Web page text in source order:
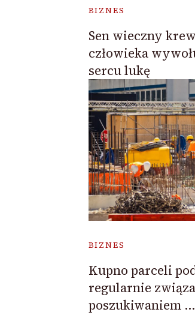
BIZNES
Sen wieczny
człowieka
sercu lukę
BIZNES
Kupno parceli
regularnie
poszukiwaniem …